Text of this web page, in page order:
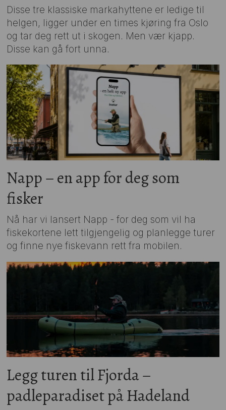
Disse tre klassiske markahyttene er ledige til
helgen, ligger under en times kjøring fra Oslo
og tar deg rett ut i skogen. Men vær kjapp.
Disse kan gå fort unna.
Napp – en app for deg som
fisker
Nå har vi lansert Napp - for deg som vil ha
fiskekortene lett tilgjengelig og planlegge turer
og finne nye fiskevann rett fra mobilen.
Legg turen til Fjorda –
padleparadiset på Hadeland